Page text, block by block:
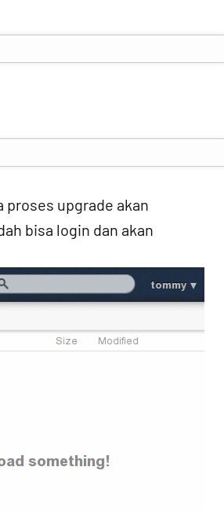
upgrade akan
bisa login dan akan